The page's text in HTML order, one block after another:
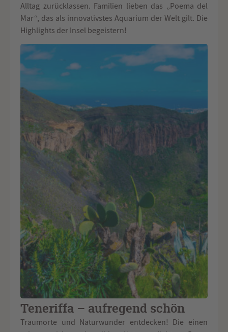
Alltag zurücklassen. Familien lieben das „Poema del
Mar“, das als innovativstes Aquarium der Welt gilt. Die
Highlights der Insel begeistern!
Teneriffa – aufregend schön
Traumorte und Naturwunder entdecken! Die einen